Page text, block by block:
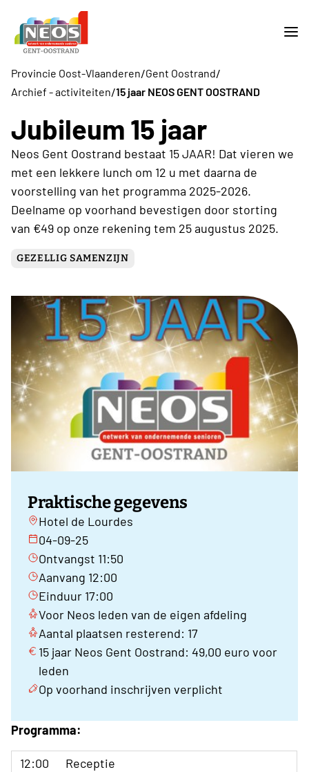
Provincie Oost-Vlaanderen/Gent Oostrand/
Archief - activiteiten/15 jaar NEOS GENT OOSTRAND
Jubileum 15 jaar
Neos Gent Oostrand bestaat 15 JAAR! Dat vieren we
met een lekkere lunch om 12 u met daarna de
voorstelling van het programma 2025-2026.
Deelname op voorhand bevestigen door storting
van €49 op onze rekening tem 25 augustus 2025.
GEZELLIG SAMENZIJN
Praktische gegevens
Hotel de Lourdes
04-09-25
Ontvangst 11:50
Aanvang 12:00
Einduur 17:00
Voor Neos leden van de eigen afdeling
Aantal plaatsen resterend: 17
15 jaar Neos Gent Oostrand: 49,00 euro voor
leden
Op voorhand inschrijven verplicht
Programma:
12:00 Receptie